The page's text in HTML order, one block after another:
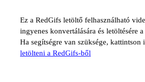
Ez a RedGifs letöltő felhasználható
ingyenes konvertálására és letöltésére
Ha segítségre van szüksége, kattintson
letölteni a RedGifs-ből